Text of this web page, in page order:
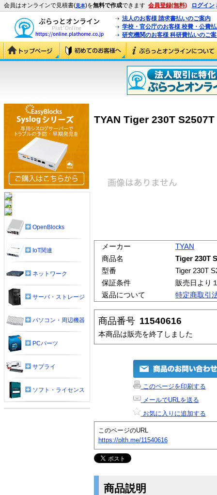
会員はオンラインで見積書(見本)を無料で作成できます 会員登録(無料) ログイン
法人のお客様 請求書払いのご案内
学校・官公庁のお客様 校費・公費
研究機関のお客様 科研費払いのご
TYAN Tiger 230T
メーカー
TYAN
商品名
Tiger 230T
型番
Tiger 230T
保証条件
販売日より
返品について
特定商取引
商品番号 11540616
本商品は販売を終了しました
このページを印刷する
メールでURLを送る
お気に入りに追加する
このページのURL
https://plth.me/11540616
商品説明
OpenBlocks
IoT関連
ネットワーク
サーバ・ストレージ
パソコン・周辺機器
PCパーツ
サプライ
ソフト・ライセンス